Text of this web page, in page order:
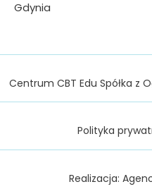
Gdynia
Centrum CBT Edu Spółka z
Polityka
Realizacja: